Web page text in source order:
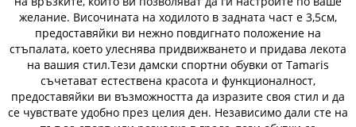
желание. Височината на ходилото в задната част е 3,5см,
предоставяйки ви нежно повдигнато положение на
стъпалата, което улеснява придвижването и придава лекота
на вашия стил.Тези дамски спортни обувки от Tamaris
съчетават естествена красота и функционалност,
предоставяйки ви възможността да изразите своя стил и да
се чувствате удобно през целия ден. Независимо дали сте на